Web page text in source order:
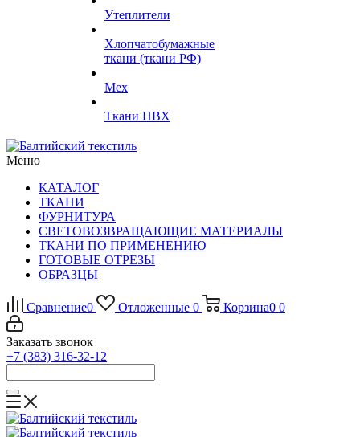
Утеплители
Хлопчатобумажные
ткани (ткани РФ)
Мех
Ткани ПВХ
Меню
КАТАЛОГ
ТКАНИ
ФУРНИТУРА
СВЕТОВОЗВРАЩАЮЩИЕ МАТЕРИАЛЫ
ТКАНИ ПО ПРИМЕНЕНИЮ
ГОТОВЫЕ ОТРЕЗЫ
ОБРАЗЦЫ
Сравнение0 Отложенные 0 Корзина0 0
Заказать звонок
+7 (383) 316-32-12